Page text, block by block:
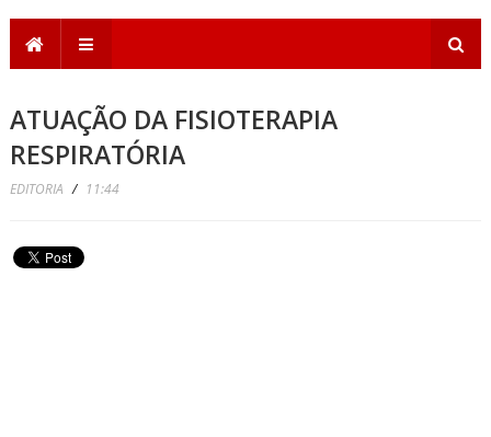
ATUAÇÃO DA FISIOTERAPIA
RESPIRATÓRIA
EDITORIA / 11:44